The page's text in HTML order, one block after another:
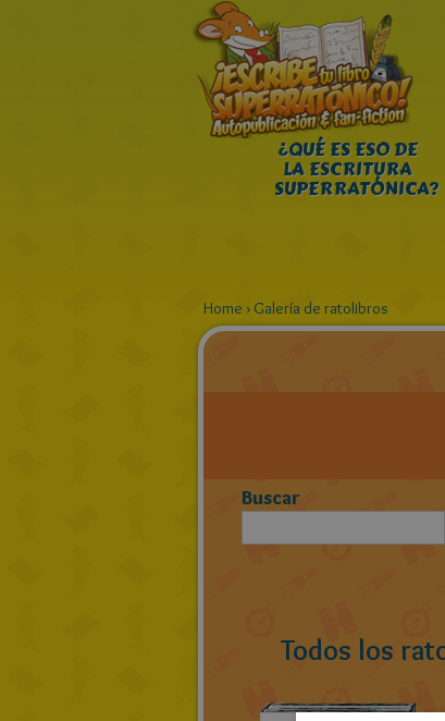
¿QUÉ ES ESO DE
LA ESCRITURA
SUPERRATÓNICA?
Home › Galería de ratolibros
Buscar
Todos los